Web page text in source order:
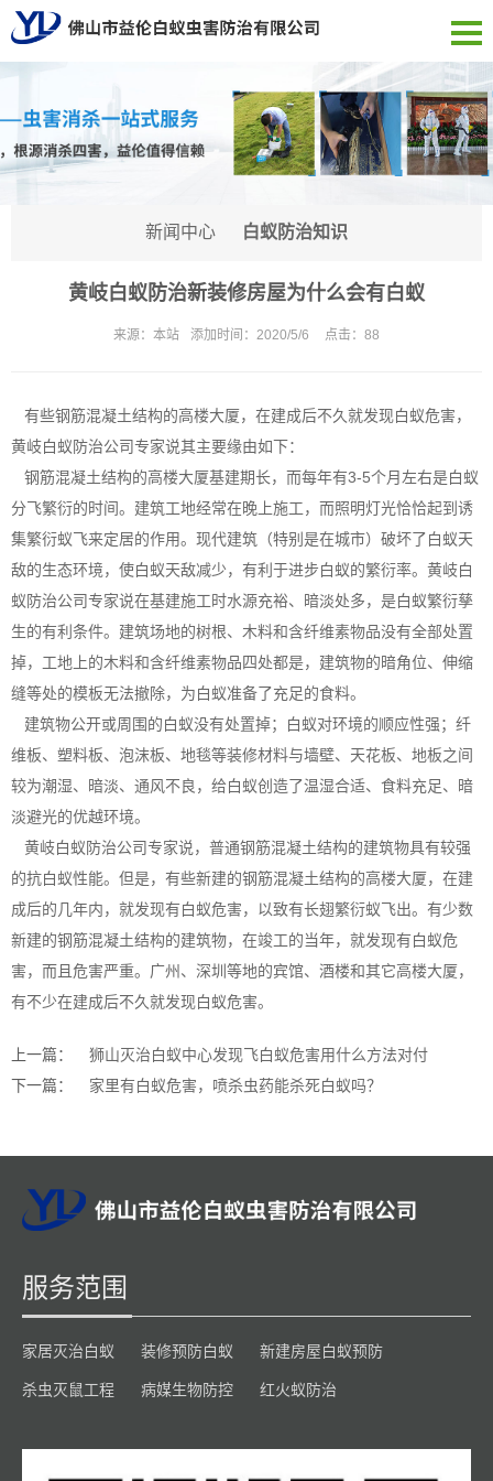
新闻中心 白蚁防治知识
黄岐白蚁防治新装修房屋为什么会有白蚁
来源： 本站 添加时间： 2020/5/6 点击： 88
有些钢筋混凝土结构的高楼大厦，在建成后不久就发现白蚁危害，
黄岐白蚁防治公司专家说其主要缘由如下：
钢筋混凝土结构的高楼大厦基建期长，而每年有3-5个月左右是白蚁
分飞繁衍的时间。建筑工地经常在晚上施工，而照明灯光恰恰起到诱
集繁衍蚁飞来定居的作用。现代建筑（特别是在城市）破坏了白蚁天
敌的生态环境，使白蚁天敌减少，有利于进步白蚁的繁衍率。黄岐白
蚁防治公司专家说在基建施工时水源充裕、暗淡处多，是白蚁繁衍孳
生的有利条件。建筑场地的树根、木料和含纤维素物品没有全部处置
掉，工地上的木料和含纤维素物品四处都是，建筑物的暗角位、伸缩
缝等处的模板无法撤除，为白蚁准备了充足的食料。
建筑物公开或周围的白蚁没有处置掉；白蚁对环境的顺应性强；纤
维板、塑料板、泡沫板、地毯等装修材料与墙壁、天花板、地板之间
较为潮湿、暗淡、通风不良，给白蚁创造了温湿合适、食料充足、暗
淡避光的优越环境。
黄岐白蚁防治公司专家说，普通钢筋混凝土结构的建筑物具有较强
的抗白蚁性能。但是，有些新建的钢筋混凝土结构的高楼大厦，在建
成后的几年内，就发现有白蚁危害，以致有长翅繁衍蚁飞出。有少数
新建的钢筋混凝土结构的建筑物，在竣工的当年，就发现有白蚁危
害，而且危害严重。广州、深圳等地的宾馆、酒楼和其它高楼大厦，
有不少在建成后不久就发现白蚁危害。
上一篇：
狮山灭治白蚁中心发现飞白蚁危害用什么方法对付
下一篇：
家里有白蚁危害，喷杀虫药能杀死白蚁吗？
服务范围
家居灭治白蚁 装修预防白蚁 新建房屋白蚁预防
杀虫灭鼠工程 病媒生物防控 红火蚁防治